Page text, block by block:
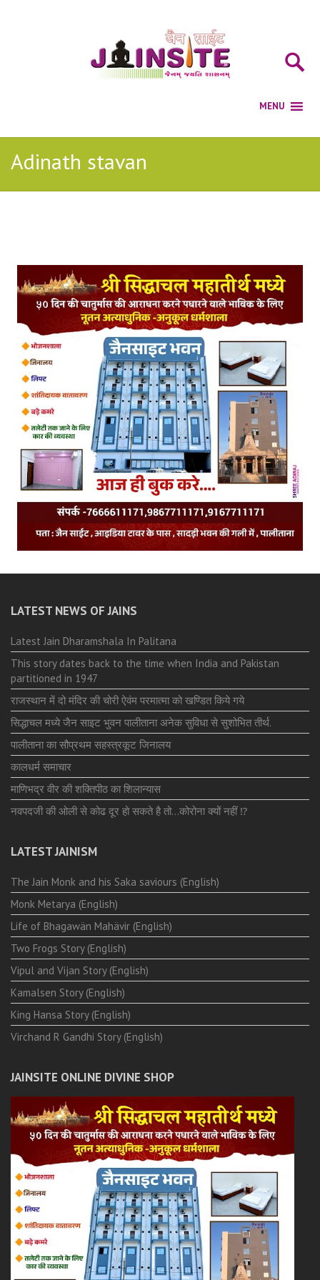
Adinath stavan
LATEST NEWS OF JAINS
Latest Jain Dharamshala In Palitana
This story dates back to the time when India and Pakistan
partitioned in 1947
राजस्थान में दो मंदिर की चोरी ऐवंम परमात्मा को खण्डित किये गये
सिद्धाचल मध्ये जैन साइट भुवन पालीताना अनेक सुविधा से सुशोभित तीर्थ.
पालीताना का सौप्रथम सहस्त्रकूट जिनालय
कालधर्म समाचार
माणिभद्र वीर की शक्तिपीठ का शिलान्यास
नवपदजी की ओली से कोढ दूर हो सकते है तो…कोरोना क्यों नहीं ⁉️
LATEST JAINISM
The Jain Monk and his Saka saviours (English)
Monk Metarya (English)
Life of Bhagawän Mahävir (English)
Two Frogs Story (English)
Vipul and Vijan Story (English)
Kamalsen Story (English)
King Hansa Story (English)
Virchand R Gandhi Story (English)
JAINSITE ONLINE DIVINE SHOP